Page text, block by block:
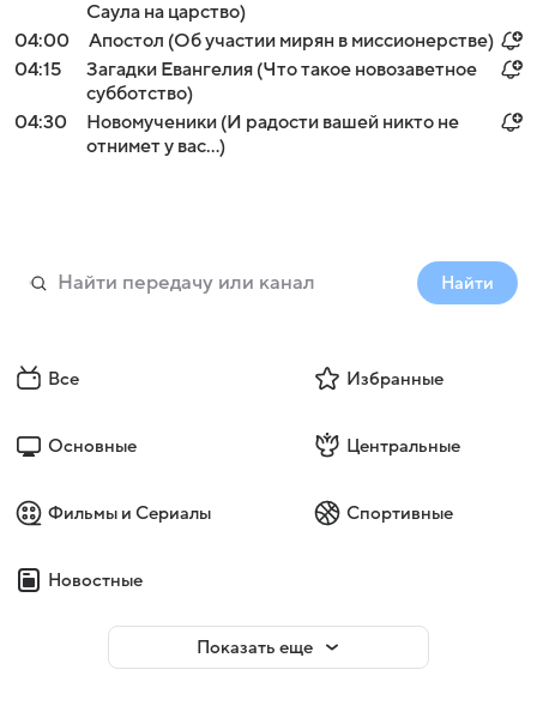
Саула на царство)
04:00
Апостол (Об участии мирян в миссионерстве)
04:15
Загадки Евангелия (Что такое новозаветное
субботство)
04:30
Новомученики (И радости вашей никто не
отнимет у вас...)
Найти
Все Избранные
Основные Центральные
Фильмы и Сериалы Спортивные
Новостные
Показать еще